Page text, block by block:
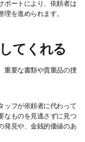
ポートにより、依頼者は
を進められます。
てくれる
重要な書類や貴重品の捜
ッフが依頼者に代わって
なものを見逃さずに見つ
発見や、金銭的価値のあ